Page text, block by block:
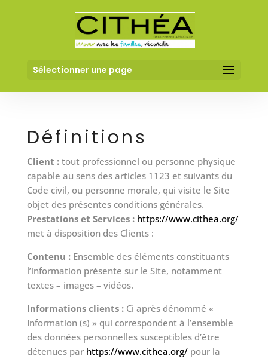
Sélectionner une page
Définitions
Client :tout professionnel ou personne physique
capable au sens des articles 1123 et suivants du
Code civil, ou personne morale, qui visite le Site
objet des présentes conditions générales.
Prestations et Services : https://www.cithea.org/
met à disposition des Clients :
Contenu :Ensemble des éléments constituants
l’information présente sur le Site, notamment
textes – images – vidéos.
Informations clients :Ci après dénommé «
Information (s) » qui correspondent à l’ensemble
des données personnelles susceptibles d’être
détenues par https://www.cithea.org/pour la